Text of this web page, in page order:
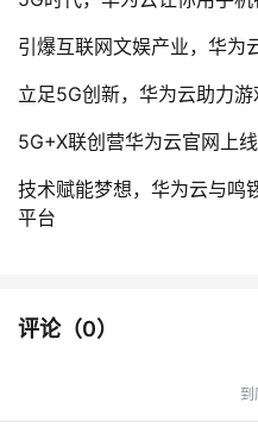
引爆互联网文娱产业，华为
立足5G创新，华为云助力
5G+X联创营华为云官网上
技术赋能梦想，华为云与鸣
平台
评论（0）